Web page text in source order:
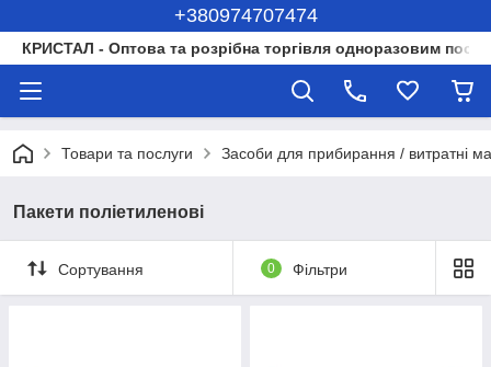
+380974707474
КРИСТАЛ - Оптова та розрібна торгівля одноразовим
Товари та послуги Засоби для прибирання / витратні
Пакети поліетиленові
Сортування 0 Фільтри